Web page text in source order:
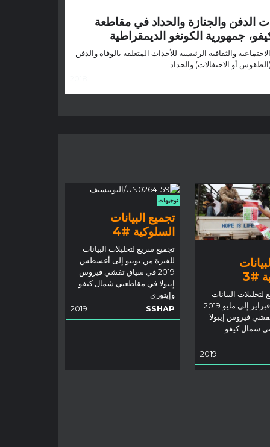
الدفن والجنازة والحداد في مقاطعة
جمهورية الكونغو الديمقراطية
والثقافية الرئيسية للأحداث المتعلقة بالوفاة والدفن
أو الاحتفالات) والحداد.
#3
البيانات
للفترة من فبراير إلى مايو 2019
فيروس إيبولا
شمال كيفو
2019
توجيهات
تجميع البيانات
السلوكية #4
تجميع سريع لتحليلات البيانات
للفترة من يونيو إلى أغسطس
2019 في سياق تفشي فيروس
إيبولا في مقاطعتي شمال كيفو
وإيتوري.
SSHAP
2019